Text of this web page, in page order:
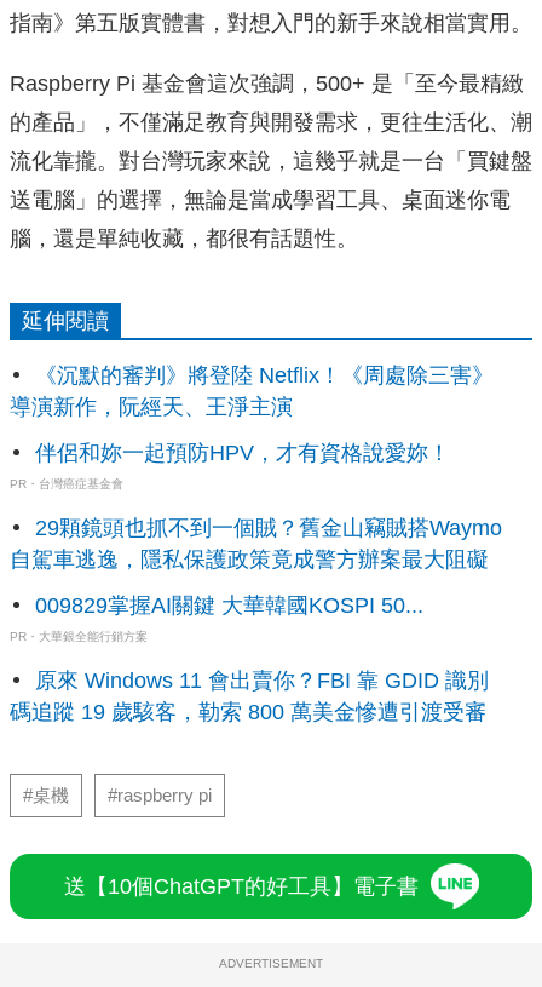
指南》第五版實體書，對想入門的新手來說相當實用。
Raspberry Pi 基金會這次強調，500+ 是「至今最精緻
的產品」，不僅滿足教育與開發需求，更往生活化、潮
流化靠攏。對台灣玩家來說，這幾乎就是一台「買鍵盤
送電腦」的選擇，無論是當成學習工具、桌面迷你電
腦，還是單純收藏，都很有話題性。
延伸閱讀
《沉默的審判》將登陸 Netflix！《周處除三害》
導演新作，阮經天、王淨主演
伴侶和妳一起預防HPV，才有資格說愛妳！
PR・台灣癌症基金會
29顆鏡頭也抓不到一個賊？舊金山竊賊搭Waymo
自駕車逃逸，隱私保護政策竟成警方辦案最大阻礙
009829掌握AI關鍵 大華韓國KOSPI 50...
PR・大華銀全能行銷方案
原來 Windows 11 會出賣你？FBI 靠 GDID 識別
碼追蹤 19 歲駭客，勒索 800 萬美金慘遭引渡受審
#桌機 #raspberry pi
送【10個ChatGPT的好工具】電子書
ADVERTISEMENT